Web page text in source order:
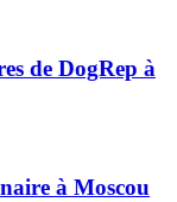
de DogRep à
à Moscou